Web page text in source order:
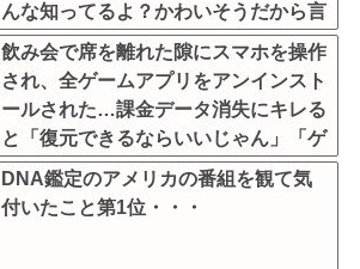
んな知ってるよ？かわいそうだから言
ってないだけｗ」 → そしてAはA
母に確認してしまう……..
飲み会で席を離れた隙にスマホを操作
され、全ゲームアプリをアンインスト
ールされた…課金データ消失にキレる
と「復元できるならいいじゃん」「ゲ
ーム如きで」と逆ギレして帰走
DNA鑑定のアメリカの番組を観て気
付いたこと第1位・・・